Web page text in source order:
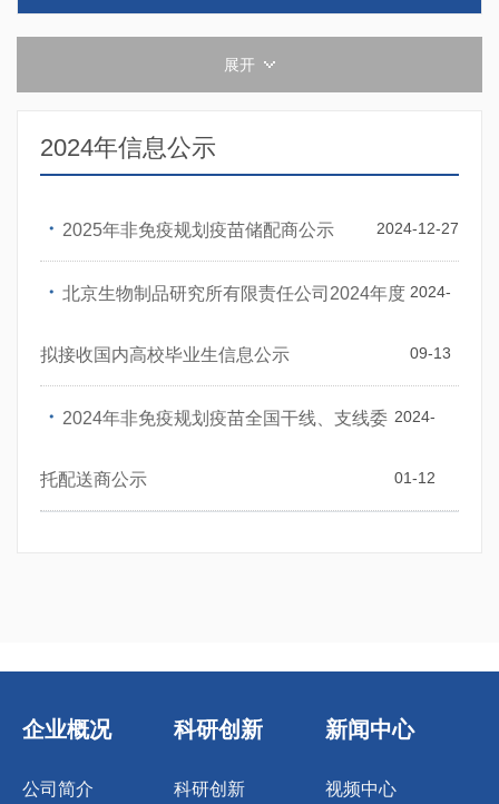
展开
2024年信息公示
・ 2025年非免疫规划疫苗储配商公示 2024-12-27
・ 北京生物制品研究所有限责任公司2024年度
拟接收国内高校毕业生信息公示
2024-
09-13
・ 2024年非免疫规划疫苗全国干线、支线委
托配送商公示
2024-
01-12
企业概况
公司简介
科研创新
科研创新
新闻中心
视频中心